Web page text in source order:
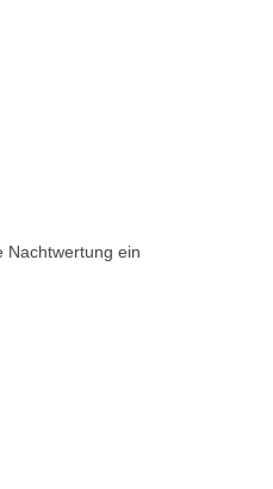
Nachtwertung ein